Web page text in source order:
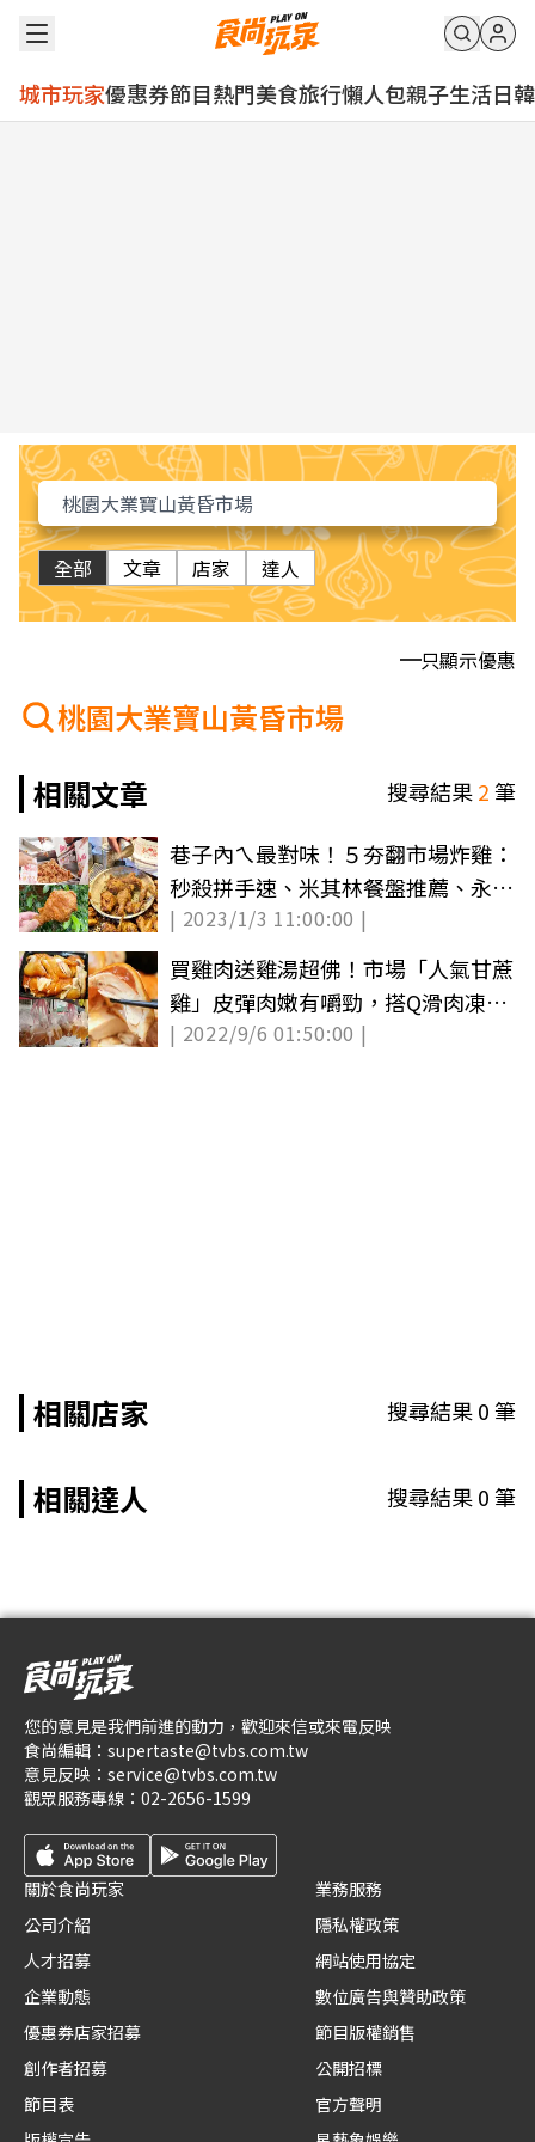
城市玩家優惠券節目熱門美食旅行懶人包親子生活日韓
全部 文章 店家 達人
只顯示優惠
桃園大業寶山黃昏市場
相關文章
搜尋結果2筆
巷子內ㄟ最對味！５夯翻市場炸雞：
秒殺拼手速、米其林餐盤推薦、永遠
在排隊
| 2023/1/3 11:00:00 |
買雞肉送雞湯超佛！市場「人氣甘蔗
雞」皮彈肉嫩有嚼勁，搭Q滑肉凍一
吃上癮
| 2022/9/6 01:50:00 |
相關店家 搜尋結果0筆
相關達人 搜尋結果0筆
您的意見是我們前進的動力，歡迎來信或來電反映
食尚編輯： supertaste@tvbs.com.tw
意見反映： service@tvbs.com.tw
觀眾服務專線： 02-2656-1599
關於食尚玩家
公司介紹
人才招募
企業動態
優惠券店家招募
創作者招募
節目表
業務服務
隱私權政策
網站使用協定
數位廣告與贊助政策
節目版權銷售
公開招標
官方聲明